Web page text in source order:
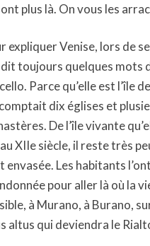
plus là. On vous les
expliquer Venise, lors de
toujours quelques mots
Parce qu’elle est l’île
dix églises et
De l’île vivante
XIIe siècle, il reste très
envasée. Les habitants l’ont
pour aller là où la
à Murano, à Burano,
altus qui deviendra le